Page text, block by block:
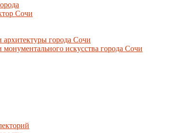
Сочи
города Сочи
искусства города Сочи